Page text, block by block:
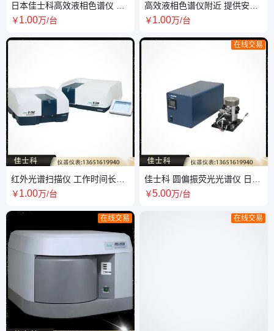
日本佳士科高效液相色谱仪 流
速精确 温控范围广
￥1.00万/台
红外光谱扫描仪 工作时间长精
确度高 误差小 合金材质
￥1.00万/台
在线交易
高效液相色谱仪附近 提供安装
适用培训 氙灯光源噪音小
￥1.00万/台
在线交易
佳士科 圆偏振荧光光谱仪 日本
进口 工作效率高
￥5.00万/台
在线交易